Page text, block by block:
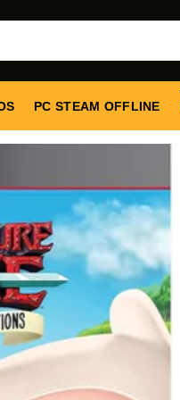
PC STEAM OFFLINE